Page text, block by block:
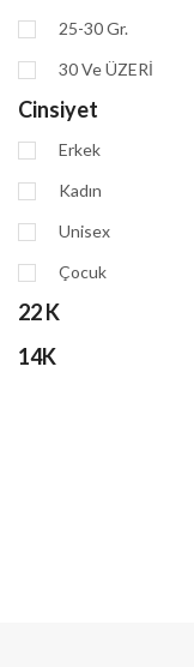
25-30 Gr.
30 Ve ÜZERİ
Cinsiyet
Erkek
Kadın
Unisex
Çocuk
22 K
14K